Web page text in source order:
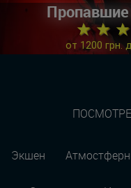
Пропавшие
★ ★
от 1200 грн.
Экшен